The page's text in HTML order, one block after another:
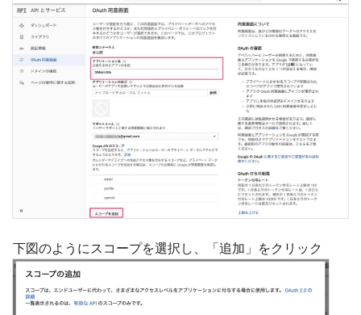
下図のようにスコープを選択し、「追加」をクリック